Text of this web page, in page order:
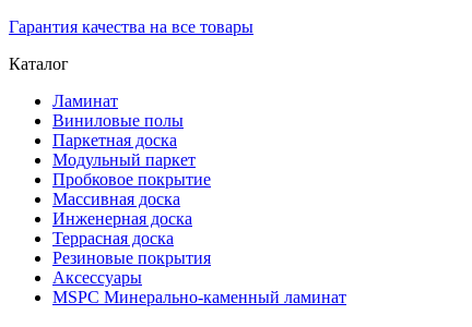
Гарантия качества на все товары
Каталог
Ламинат
Виниловые полы
Паркетная доска
Модульный паркет
Пробковое покрытие
Массивная доска
Инженерная доска
Террасная доска
Резиновые покрытия
Аксессуары
MSPC Минерально-каменный ламинат